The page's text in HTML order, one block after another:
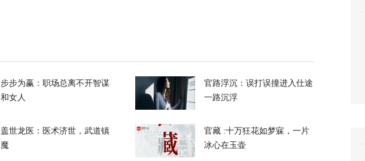
美财长：本来还想写“和伊朗最高领袖吃饭，和普京打网球”
步步为赢：职场总离不开智谋
和女人
官路浮沉：误打误撞进入仕途
一路沉浮
盖世龙医：医术济世，武道镇
魔
官藏 :十万狂花如梦寐，一片
冰心在玉壶